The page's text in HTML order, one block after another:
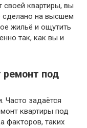
своей квартиры, вы
сделано на высшем
жильё и ощутить
так, как вы и
ремонт под
Часто задаётся
квартиры под
факторов, таких